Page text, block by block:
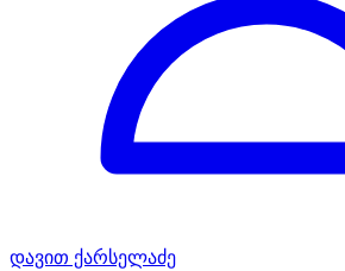
დავით ქარსელაძე